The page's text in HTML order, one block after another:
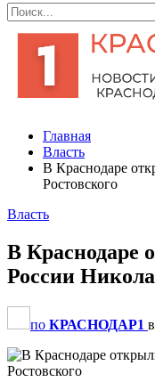
Главная
Власть
В Краснодаре
Ростовского
Власть
В Краснодаре
России
по КРАСНОДАР1 в